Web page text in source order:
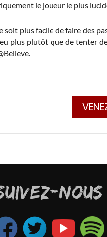
le joueur le plus
soit plus facile de faire des
plus plutôt que de tenter
NOUS